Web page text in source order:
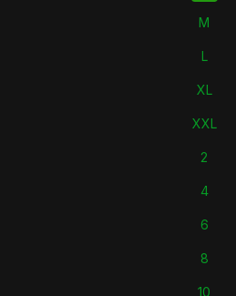
M
L
XL
XXL
2
4
6
8
10